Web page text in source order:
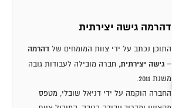
דהרמה גישה יצירתית
התוכן נכתב על ידי צוות המומחים של דהרמה
– גישה יצירתית, חברה מובילה לעבודות גובה
משנת 2011.
החברה הוקמה על ידי דניאל שובלי, מטפס